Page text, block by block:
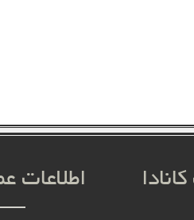
اطلاعات